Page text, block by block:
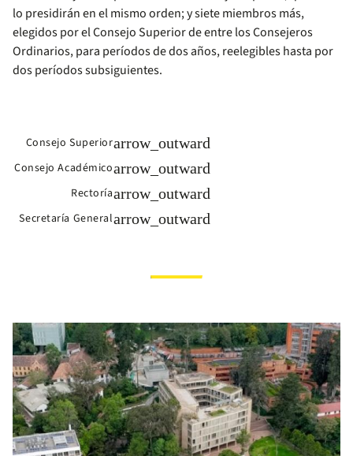
lo presidirán en el mismo orden; y siete miembros más,
elegidos por el Consejo Superior de entre los Consejeros
Ordinarios, para períodos de dos años, reelegibles hasta por
dos períodos subsiguientes.
Consejo Superiorarrow_outward
Consejo Académicoarrow_outward
Rectoríaarrow_outward
Secretaría Generalarrow_outward